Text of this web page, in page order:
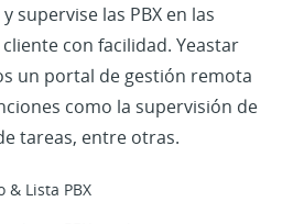
supervise las PBX en las
con facilidad. Yeastar
un portal de gestión remota
como la supervisión de
tareas, entre otras.
& Lista PBX